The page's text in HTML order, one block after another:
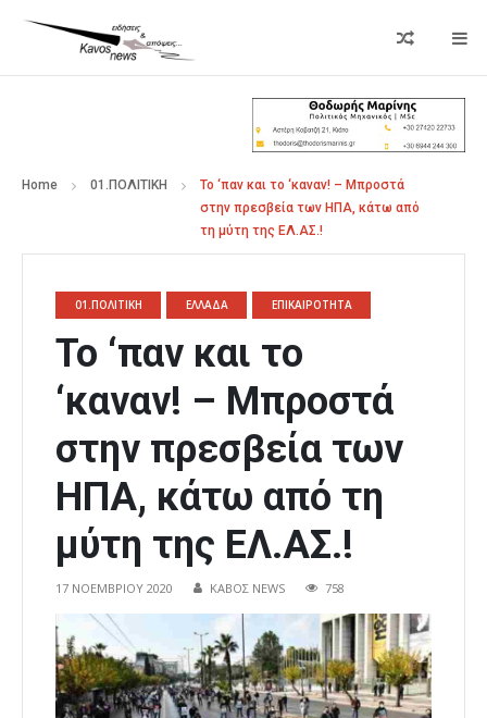
Home 01.ΠΟΛΙΤΙΚΗ
Το ‘παν και το ‘καναν! – Μπροστά
στην πρεσβεία των ΗΠΑ, κάτω από
τη μύτη της ΕΛ.ΑΣ.!
01.ΠΟΛΙΤΙΚΗ ΕΛΛΑΔΑ ΕΠΙΚΑΙΡΟΤΗΤΑ
Το ‘παν και το
‘καναν! – Μπροστά
στην πρεσβεία των
ΗΠΑ, κάτω από τη
μύτη της ΕΛ.ΑΣ.!
17 ΝΟΕΜΒΡΊΟΥ 2020 ΚΑΒΟΣ NEWS 758